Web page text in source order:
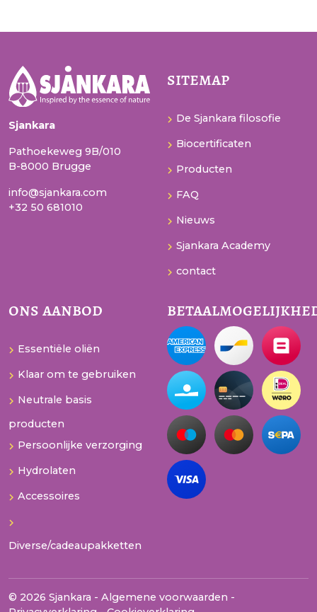
Sjankara
Pathoekeweg 9B/010
B-8000 Brugge
info@sjankara.com
+32 50 681010
sitemap
De Sjankara filosofie
Biocertificaten
Producten
FAQ
Nieuws
Sjankara Academy
contact
ons aanbod
Essentiële oliën
Klaar om te gebruiken
Neutrale basis
producten
Persoonlijke verzorging
Hydrolaten
Accessoires
Diverse/cadeaupakketten
© 2026 Sjankara - Algemene voorwaarden -